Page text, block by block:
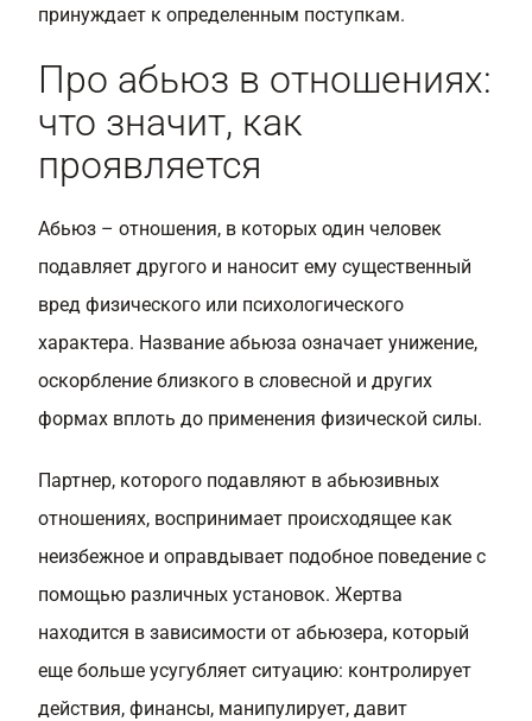
принуждает к определенным поступкам.
Про абьюз в отношениях:
что значит, как
проявляется
Абьюз – отношения, в которых один человек
подавляет другого и наносит ему существенный
вред физического или психологического
характера. Название абьюза означает унижение,
оскорбление близкого в словесной и других
формах вплоть до применения физической силы.
Партнер, которого подавляют в абьюзивных
отношениях, воспринимает происходящее как
неизбежное и оправдывает подобное поведение с
помощью различных установок. Жертва
находится в зависимости от абьюзера, который
еще больше усугубляет ситуацию: контролирует
действия, финансы, манипулирует, давит